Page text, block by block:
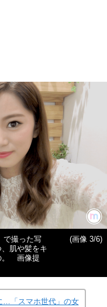
で撮った写
肌や髪をキ
。 画像提
(画像 3/6)
…「スマホ世代」の女